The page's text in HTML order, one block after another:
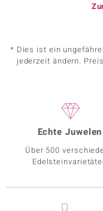
* Dies ist ein
jederzeit ändern.
Echte Juwelen
Über 500